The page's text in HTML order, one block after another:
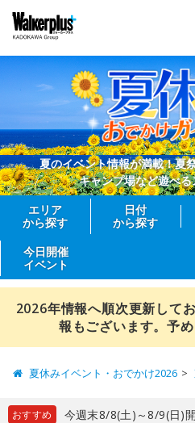
夏のイベント情報が満載！夏
キャンプ場など遊べ
エリア
から探す
日付
から探す
今日開催
イベント
2026年情報へ順次更新して
報もございます。予め
夏休みイベント・おでかけ2026
おすすめ
今週末8/8(土)～8/9(日)